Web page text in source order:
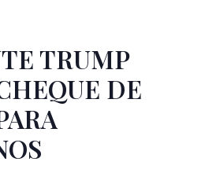
TRUMP
DE